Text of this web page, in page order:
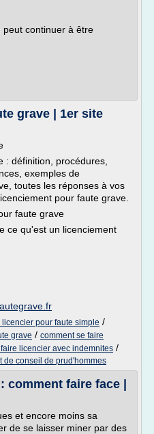
peut continuer à être
grave | 1er site
: définition, procédures,
exemples de
toutes les réponses à vos
pour faute grave.
faute grave
ce qu'est un licenciement
pour faute simple /
grave / comment se faire
licencier avec indemnites /
de conseil de prud'hommes
faire face |
et encore moins sa
de se laisser miner par des